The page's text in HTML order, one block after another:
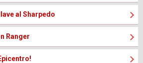
al Sharpedo
Ranger